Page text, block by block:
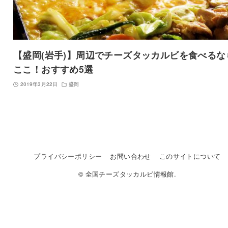
【盛岡(岩手)】周辺でチーズタッカルビを食べる
ここ！おすすめ5選
2019年3月22日 盛岡
プライバシーポリシー お問い合わせ
このサイトについて
© 全国チーズタッカルビ情報館.